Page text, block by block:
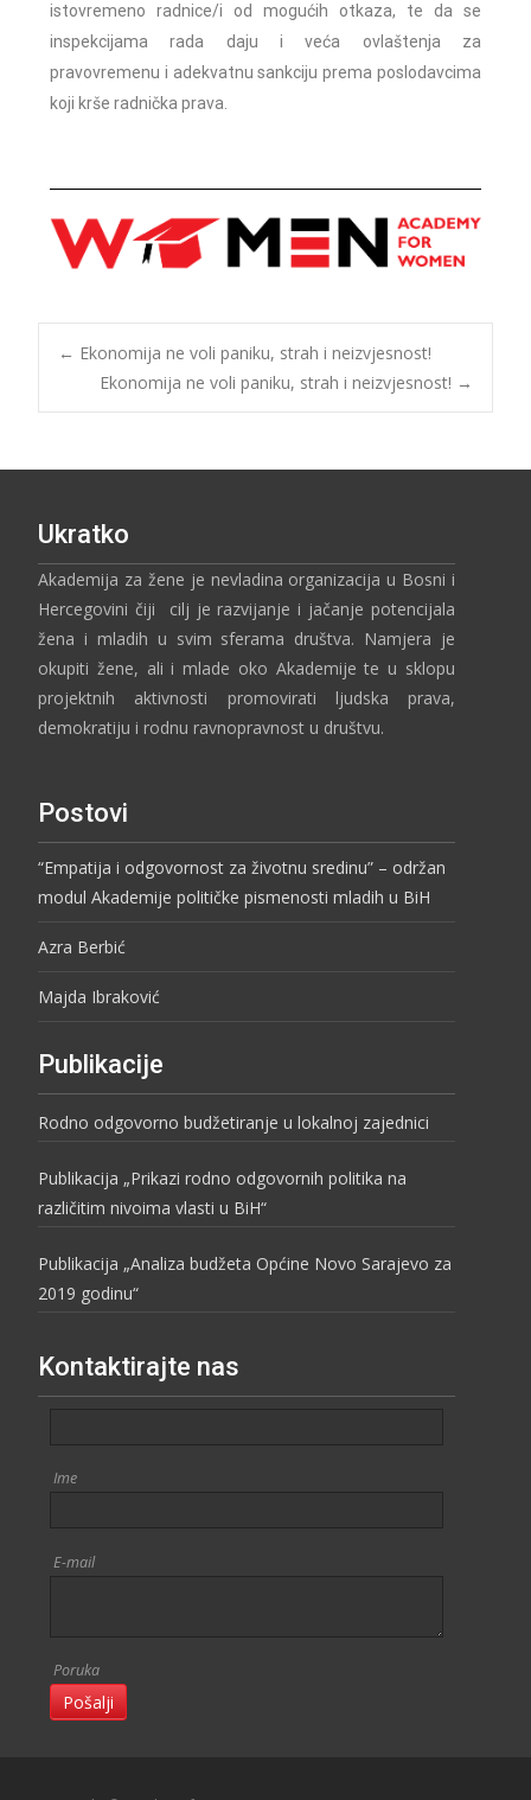
istovremeno radnice/i od mogućih otkaza, te da se
inspekcijama rada daju i veća ovlaštenja za
pravovremenu i adekvatnu sankciju prema poslodavcima
koji krše radnička prava.
← Ekonomija ne voli paniku, strah i neizvjesnost!
Ekonomija ne voli paniku, strah i neizvjesnost! →
Ukratko
Akademija za žene je nevladina organizacija u Bosni i
Hercegovini čiji cilj je razvijanje i jačanje potencijala
žena i mladih u svim sferama društva. Namjera je
okupiti žene, ali i mlade oko Akademije te u sklopu
projektnih aktivnosti promovirati ljudska prava,
demokratiju i rodnu ravnopravnost u društvu.
Postovi
“Empatija i odgovornost za životnu sredinu” – održan
modul Akademije političke pismenosti mladih u BiH
Azra Berbić
Majda Ibraković
Publikacije
Rodno odgovorno budžetiranje u lokalnoj zajednici
Publikacija „Prikazi rodno odgovornih politika na
različitim nivoima vlasti u BiH“
Publikacija „Analiza budžeta Općine Novo Sarajevo za
2019 godinu“
Kontaktirajte nas
Ime
E-mail
Poruka
Pošalji